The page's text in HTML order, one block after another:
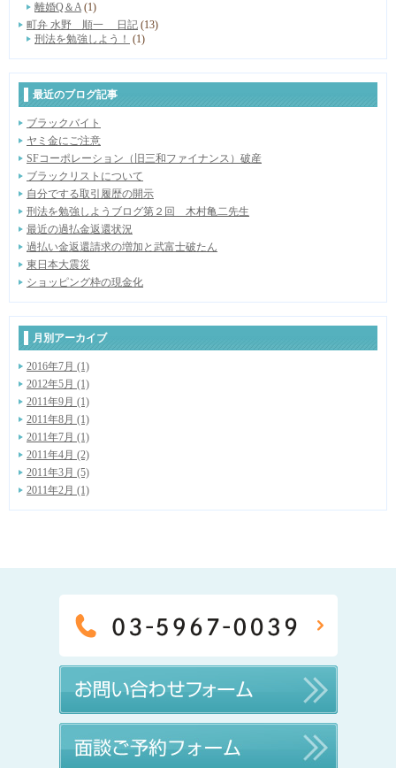
離婚Q＆A(1)
町弁 水野 順一 日記 (13)
刑法を勉強しよう！ (1)
最近のブログ記事
ブラックバイト
ヤミ金にご注意
SFコーポレーション（旧三和ファイナンス）破産
ブラックリストについて
自分でする取引履歴の開示
刑法を勉強しようブログ第２回 木村亀二先生
最近の過払金返還状況
過払い金返還請求の増加と武富士破たん
東日本大震災
ショッピング枠の現金化
月別アーカイブ
2016年7月 (1)
2012年5月 (1)
2011年9月 (1)
2011年8月 (1)
2011年7月 (1)
2011年4月 (2)
2011年3月 (5)
2011年2月 (1)